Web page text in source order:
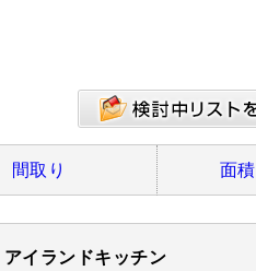
間取り 面積
アイランドキッチン